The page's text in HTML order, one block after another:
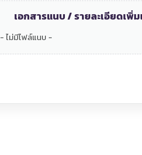
เอกสารแนบ / รายละเอียดเพิ่
- ไม่มีไฟล์แนบ -